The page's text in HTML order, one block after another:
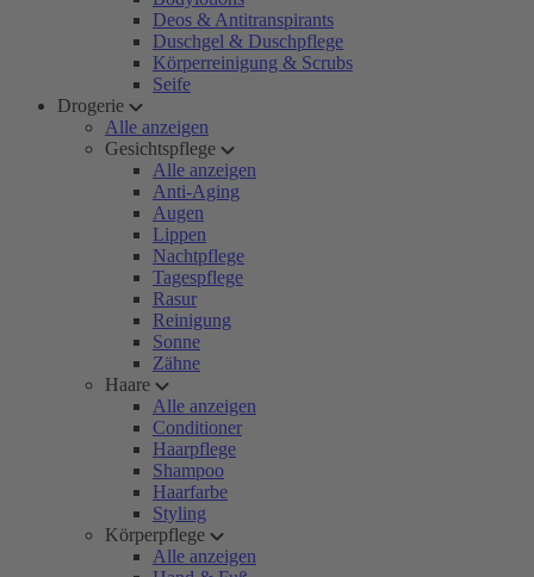
Deos & Antitranspirants
Duschgel & Duschpflege
Körperreinigung & Scrubs
Seife
Drogerie
Alle anzeigen
Gesichtspflege
Alle anzeigen
Anti-Aging
Augen
Lippen
Nachtpflege
Tagespflege
Rasur
Reinigung
Sonne
Zähne
Haare
Alle anzeigen
Conditioner
Haarpflege
Shampoo
Haarfarbe
Styling
Körperpflege
Alle anzeigen